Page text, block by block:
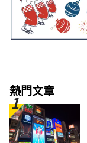
熱門文章